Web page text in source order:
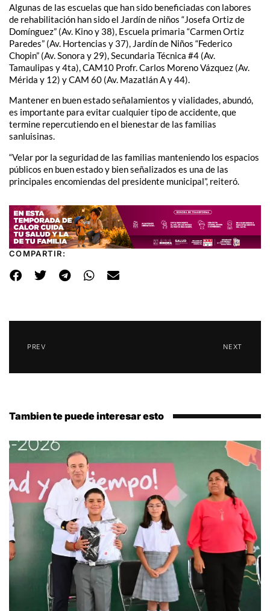
Algunas de las escuelas que han sido beneficiadas con labores
de rehabilitación han sido el Jardín de niños “Josefa Ortiz de
Domínguez” (Av. Kino y 38), Escuela primaria “Carmen Ortiz
Paredes” (Av. Hortencias y 37), Jardín de Niños “Federico
Chopin” (Av. Sonora y 29), Secundaria Técnica #4 (Av.
Tamaulipas y 4ta), CAM10 Profr. Carlos Moreno Vázquez (Av.
Mérida y 12) y CAM 60 (Av. Mazatlán A y 44).
Mantener en buen estado señalamientos y vialidades, abundó,
es importante para evitar cualquier tipo de accidente, que
termine repercutiendo en el bienestar de las familias
sanluisinas.
“Velar por la seguridad de las familias manteniendo los espacios
públicos en buen estado y bien señalizados es una de las
principales encomiendas del presidente municipal”, reiteró.
COMPARTIR:
PREV NEXT
Tambien te puede interesar esto